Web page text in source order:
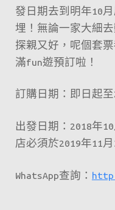
發日期去到明年10
埋！無論一家大細
探親又好，呢個套
滿fun遊預訂啦！
訂購日期：即日起至
出發日期：2018年
店必須於2019年11
WhatsApp查詢：